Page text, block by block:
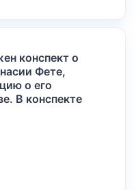
конспект о
Фете,
о его
В конспекте